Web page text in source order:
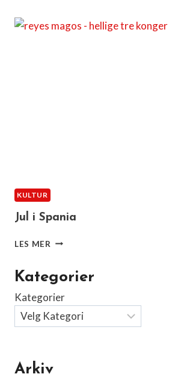
TÅLER
KULTUR
Jul i Spania
LES MER JUL
Kategorier
Kategorier
Arkiv